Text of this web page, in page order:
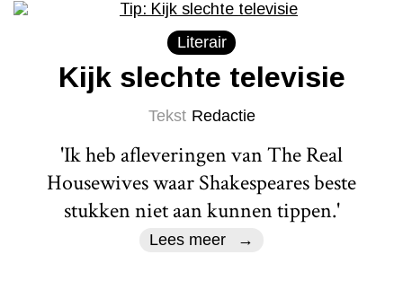
Literair
Kijk slechte televisie
Tekst Redactie
'Ik heb afleveringen van The Real
Housewives waar Shakespeares beste
stukken niet aan kunnen tippen.'
Lees meer